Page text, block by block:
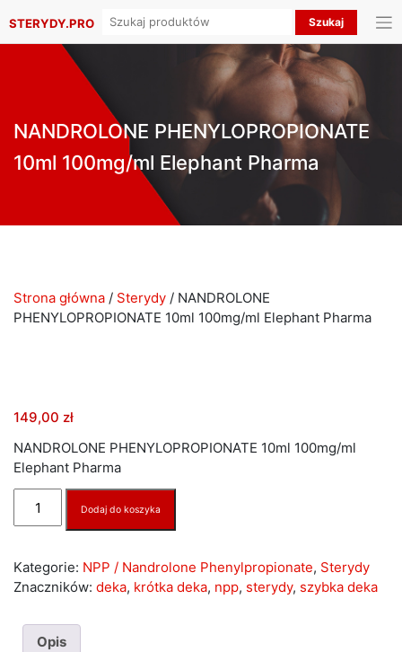
STERYDY.PRO
Search
NANDROLONE PHENYLOPROPIONATE
10ml 100mg/ml Elephant Pharma
Strona główna / Sterydy / NANDROLONE
PHENYLOPROPIONATE 10ml 100mg/ml Elephant Pharma
149,00 zł
NANDROLONE PHENYLOPROPIONATE 10ml 100mg/ml
Elephant Pharma
NANDROLONE
PHENYLOPROPIONATE
100mg/ml
Elephant
Dodaj do koszyka
Kategorie: NPP / Nandrolone Phenylpropionate, Sterydy
Znaczników: deka, krótka deka, npp, sterydy, szybka deka
Opis